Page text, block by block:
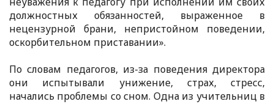
должностных обязанностей, выраженное в
нецензурной брани, непристойном поведении,
оскорбительном приставании».
По словам педагогов, из-за поведения директора
они испытывали унижение, страх, стресс,
начались проблемы со сном. Одна из учительниц в